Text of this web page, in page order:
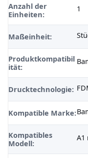
Anzahl der
Einheiten:
1
Maßeinheit:
Produktkompatibil
ität:
Drucktechnologie:
Kompatible Marke:
Kompatibles
Modell:
A1